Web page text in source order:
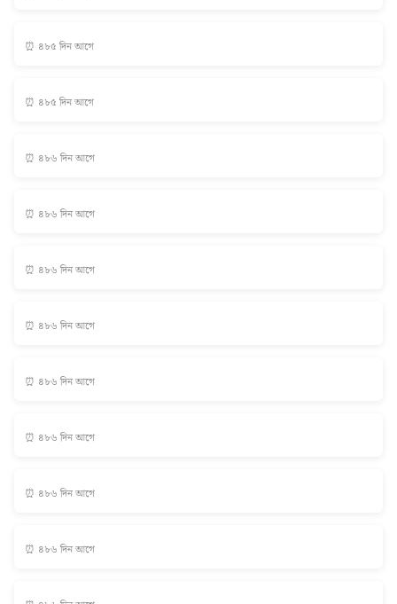
⏰ ৪৮৫ দিন আগে
⏰ ৪৮৫ দিন আগে
⏰ ৪৮৬ দিন আগে
⏰ ৪৮৬ দিন আগে
⏰ ৪৮৬ দিন আগে
⏰ ৪৮৬ দিন আগে
⏰ ৪৮৬ দিন আগে
⏰ ৪৮৬ দিন আগে
⏰ ৪৮৬ দিন আগে
⏰ ৪৮৬ দিন আগে